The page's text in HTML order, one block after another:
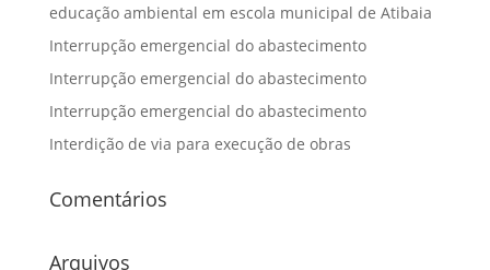
educação ambiental em escola municipal de Atibaia
Interrupção emergencial do abastecimento
Interrupção emergencial do abastecimento
Interrupção emergencial do abastecimento
Interdição de via para execução de obras
Comentários
Arquivos